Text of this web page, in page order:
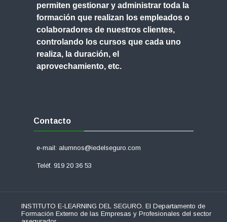
permiten gestionar y administrar toda la
formación que realizan los empleados o
colaboradores de nuestros clientes,
controlando los cursos que cada uno
realiza, la duración, el
aprovechamiento, etc.
Contacto
e-mail: alumnos@iedelseguro.com
Teléf. 919 20 36 53
INSTITUTO E-LEARNING DEL SEGURO. El Departamento de
Formación Externo de las Empresas y Profesionales del sector